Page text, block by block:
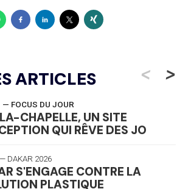
ARTICLES <
— FOCUS DU JOUR
CHAPELLE, UN SITE
QUI RÊVE DES JO
— DAKAR 2026
S'ENGAGE CONTRE LA
PLASTIQUE
>